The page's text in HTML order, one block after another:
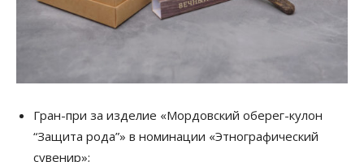
Гран-при за изделие «Мордовский оберег-кулон
“Защита рода”» в номинации «Этнографический
сувенир»;